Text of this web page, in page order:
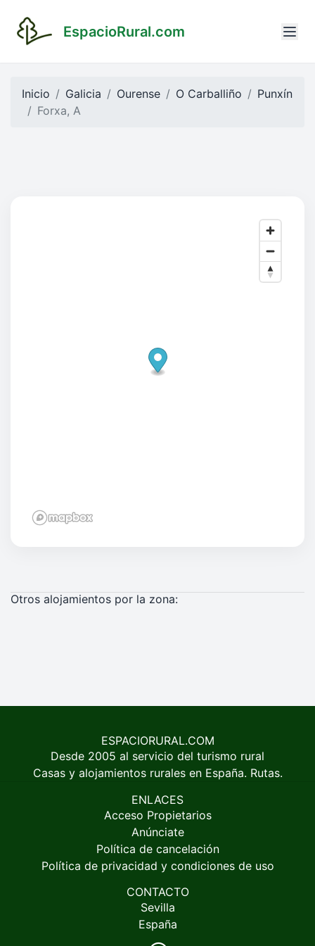
EspacioRural.com
Inicio Galicia Ourense O Carballiño
Punxín
Forxa, A
Otros alojamientos por la zona:
ESPACIORURAL.COM
Desde 2005 al servicio del turismo rural
Casas y alojamientos rurales en España. Rutas.
ENLACES
Acceso Propietarios
Anúnciate
Política de cancelación
Política de privacidad y condiciones de uso
CONTACTO
Sevilla
España